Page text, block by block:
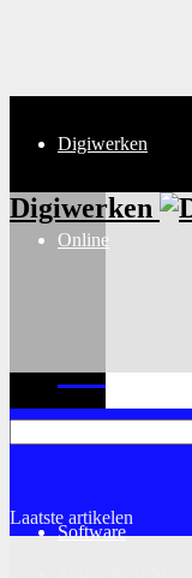
Digiwerken
Online
Software
Digiwerken
Laatste artikelen